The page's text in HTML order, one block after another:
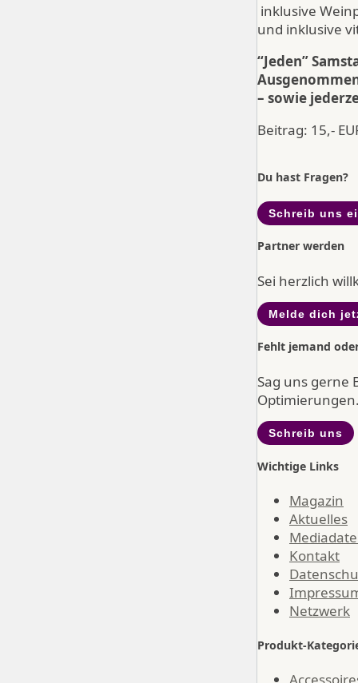
inklusive
und inklusive
“Jeden”
– sowie
Beitrag: 15,-
Du hast Fragen?
Schreib uns
Partner werden
Sei herzlich
Melde dich
Fehlt jemand
Sag uns gerne
Optimierungen.
Schreib uns
Wichtige Links
Magazin
Aktuelles
Kontakt
Netzwerk
Produkt-